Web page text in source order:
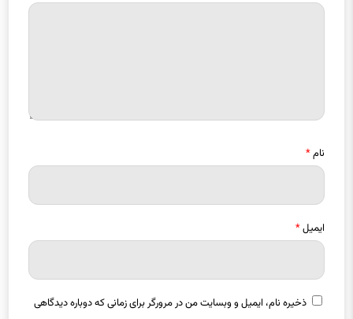
ایمیل*
ذخیره نام، ایمیل و وبسایت من در مرورگر برای زمانی که دوباره دیدگاهی
می‌نویسم.